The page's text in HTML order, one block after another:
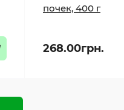
почек, 400 г
268.00грн.